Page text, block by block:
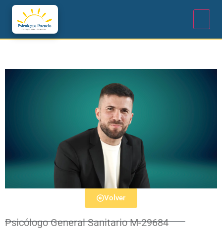
Volver
Psicólogo General Sanitario M-29684